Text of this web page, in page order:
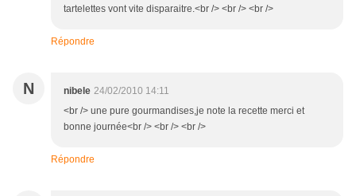
tartelettes vont vite disparaitre.<br /> <br /> <br />
Répondre
N nibele 24/02/2010 14:11
<br /> une pure gourmandises,je note la recette merci et
bonne journée<br /> <br /> <br />
Répondre